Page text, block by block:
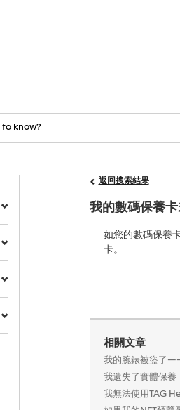
返回搜索結果
我的數碼保養
如您的數碼保養
卡。
相關文章
我的腕錶被盜了
我遺失了實體保
我無法使用TAG